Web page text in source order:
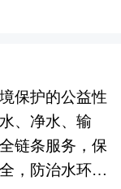
程指引服务。
目建设方案，
厂址及建设工
备选择、人员
及风险等的计
目的可行性和
一步推动了
景广阔。随着
进一步提升市
和资金、人
遇。大型综合
级，逐步形成
保护的公益性
、净水、输
链条服务，保
，防治水环境